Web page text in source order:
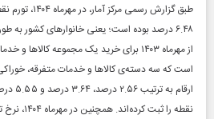
طبق گزارش رسمی
از مهرماه ۱۴۰۳ برای خرید یک مجموعه کالاها
است که سه دسته‌ی کالاها و خدمات متفرقه،
نقطه را ثبت